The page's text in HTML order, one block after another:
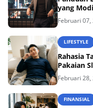
yang
Februari 07,
LIFESTYLE
Rahasia
Pakaian
Februari 28,
FINANSIAL